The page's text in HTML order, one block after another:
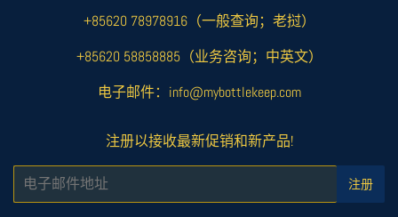
+85620 78978916（一般查询；老挝）
+85620 58858885（业务咨询；中英文）
电子邮件：info@mybottlekeep.com
注册以接收最新促销和新产品!
电
注册